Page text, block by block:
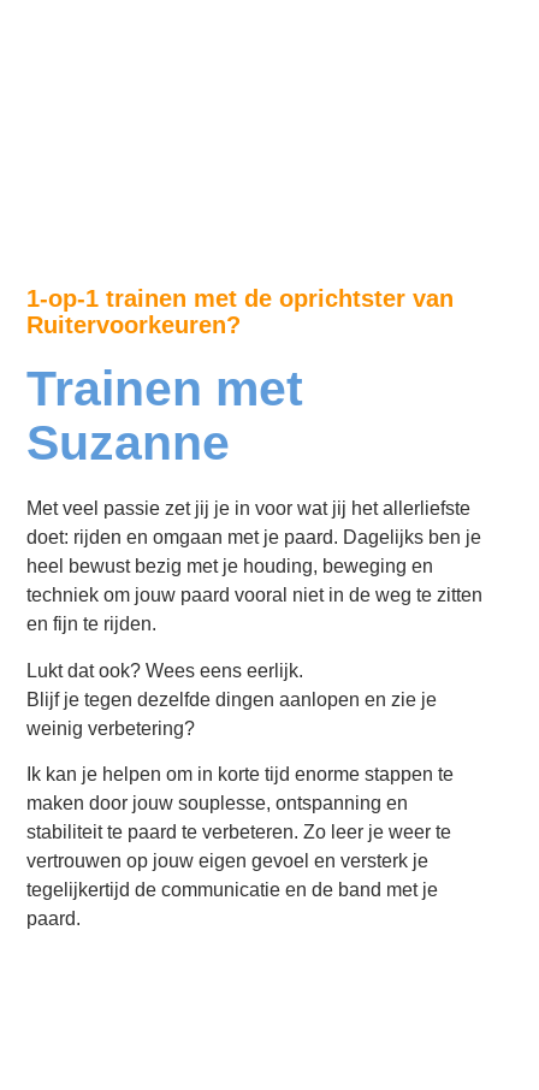
1-op-1 trainen met de oprichtster van
Ruitervoorkeuren?
Trainen met
Suzanne
Met veel passie zet jij je in voor wat jij het allerliefste
doet: rijden en omgaan met je paard. Dagelijks ben je
heel bewust bezig met je houding, beweging en
techniek om jouw paard vooral niet in de weg te zitten
en fijn te rijden.
Lukt dat ook? Wees eens eerlijk.
Blijf je tegen dezelfde dingen aanlopen en zie je
weinig verbetering?
Ik kan je helpen om in korte tijd enorme stappen te
maken door jouw souplesse, ontspanning en
stabiliteit te paard te verbeteren. Zo leer je weer te
vertrouwen op jouw eigen gevoel en versterk je
tegelijkertijd de communicatie en de band met je
paard.